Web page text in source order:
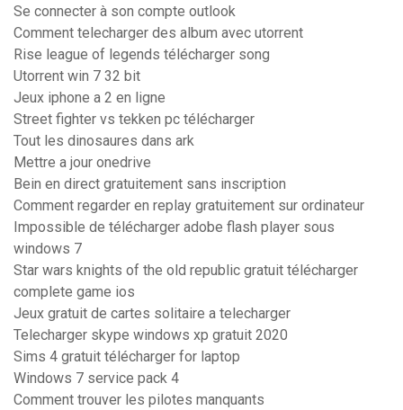
Se connecter à son compte outlook
Comment telecharger des album avec utorrent
Rise league of legends télécharger song
Utorrent win 7 32 bit
Jeux iphone a 2 en ligne
Street fighter vs tekken pc télécharger
Tout les dinosaures dans ark
Mettre a jour onedrive
Bein en direct gratuitement sans inscription
Comment regarder en replay gratuitement sur ordinateur
Impossible de télécharger adobe flash player sous
windows 7
Star wars knights of the old republic gratuit télécharger
complete game ios
Jeux gratuit de cartes solitaire a telecharger
Telecharger skype windows xp gratuit 2020
Sims 4 gratuit télécharger for laptop
Windows 7 service pack 4
Comment trouver les pilotes manquants